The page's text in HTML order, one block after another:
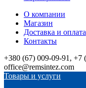
О компании
Магазин
Доставка и оплата
Контакты
+380 (67) 009-09-91, +7
office@remsintez.com
Товары и услуги